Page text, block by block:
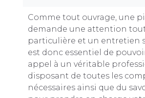
Comme tout ouvrage, une
demande une attention
particulière et un entretien
est donc essentiel de
appel à un véritable
disposant de toutes les
nécessaires ainsi que du